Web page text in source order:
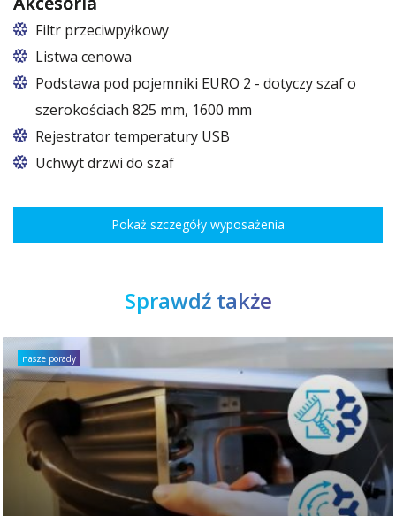
Filtr przeciwpyłkowy
Listwa cenowa
Podstawa pod pojemniki EURO 2 - dotyczy szaf o
szerokościach 825 mm, 1600 mm
W szafach o rozmiarach 825 i 1600
Rejestrator temperatury USB
Uchwyt drzwi do szaf
Pokaż szczegóły wyposażenia
Sprawdź także
nasze porady